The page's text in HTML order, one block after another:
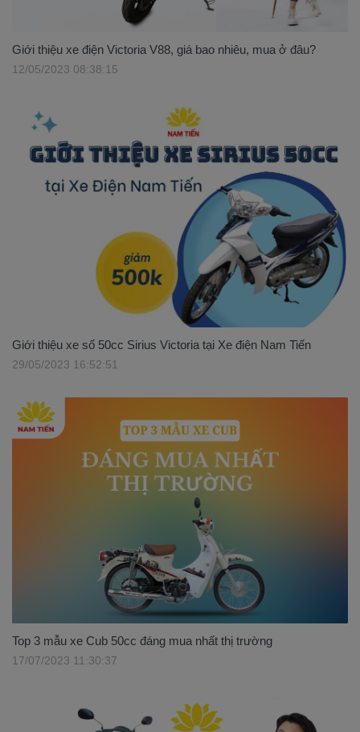
Giới thiệu xe điện Victoria V88, giá bao nhiêu, mua ở đâu?
12/05/2023 08:38:15
Giới thiệu xe số 50cc Sirius Victoria tại Xe điện Nam Tiến
29/05/2023 16:52:51
Top 3 mẫu xe Cub 50cc đáng mua nhất thị trường
17/07/2023 11:30:37